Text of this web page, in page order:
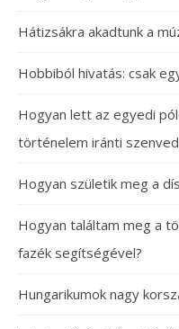
Hátizsákra akadtunk a
Hobbiból hivatás: csak
Hogyan lett az egyedi
történelem iránti
Hogyan születik meg a
Hogyan találtam meg a
fazék segítségével?
Hungarikumok nagy